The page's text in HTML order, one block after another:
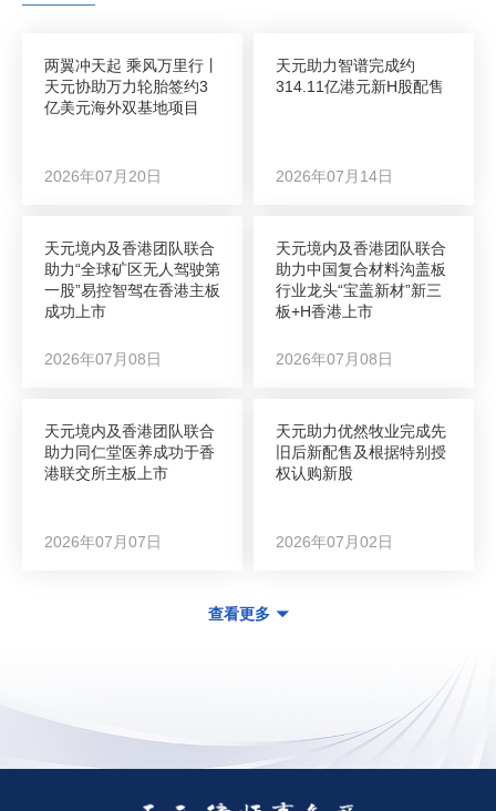
两翼冲天起 乘风万里行丨
天元协助万力轮胎签约3
亿美元海外双基地项目
2026年07月20日
天元助力智谱完成约
314.11亿港元新H股配售
2026年07月14日
天元境内及香港团队联合
助力“全球矿区无人驾驶第
一股”易控智驾在香港主板
成功上市
2026年07月08日
天元境内及香港团队联合
助力中国复合材料沟盖板
行业龙头“宝盖新材”新三
板+H香港上市
2026年07月08日
天元境内及香港团队联合
助力同仁堂医养成功于香
港联交所主板上市
2026年07月07日
天元助力优然牧业完成先
旧后新配售及根据特别授
权认购新股
2026年07月02日
查看更多